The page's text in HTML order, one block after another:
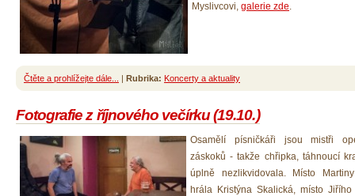
Myslivcovi, galerie zde.
Čtěte a prohlížejte dále... | Rubrika: Koncerty a aktuality
Fotografie z říjnového večírku (19.10.)
Osamělí písničkáři jsou mistři
záskoků - takže chřipka, táhnoucí
úplně nezlikvidovala. Místo
hrála Kristýna Skalická, místo Jiřího